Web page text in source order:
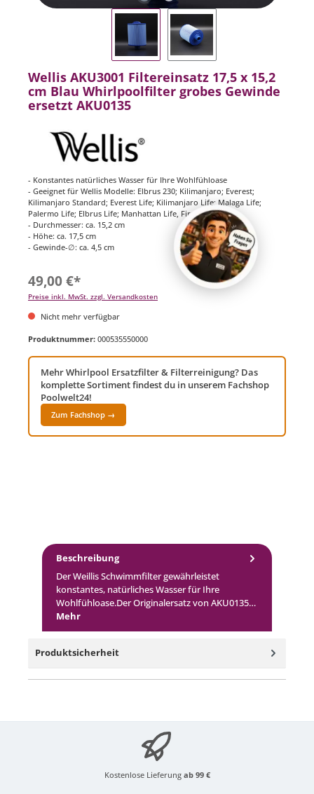
Wellis AKU3001 Filtereinsatz 17,5 x 15,2
cm Blau Whirlpoolfilter grobes Gewinde
ersetzt AKU0135
- Konstantes natürliches Wasser für Ihre Wohlfühloase
- Geeignet für Wellis Modelle: Elbrus 230; Kilimanjaro; Everest;
Kilimanjaro Standard; Everest Life; Kilimanjaro Life; Malaga Life;
Palermo Life; Elbrus Life; Manhattan Life, Firenze Life
- Durchmesser: ca. 15,2 cm
- Höhe: ca. 17,5 cm
- Gewinde-∅: ca. 4,5 cm
49,00 €*
Preise inkl. MwSt. zzgl. Versandkosten
Nicht mehr verfügbar
Produktnummer: 000535550000
Mehr Whirlpool Ersatzfilter & Filterreinigung? Das
komplette Sortiment findest du in unserem Fachshop
Poolwelt24!
Zum Fachshop →
Beschreibung
Der Weillis Schwimmfilter gewährleistet
konstantes, natürliches Wasser für Ihre
Wohlfühloase.Der Originalersatz von AKU0135…
Mehr
Produktsicherheit
Kostenlose Lieferung ab 99 €